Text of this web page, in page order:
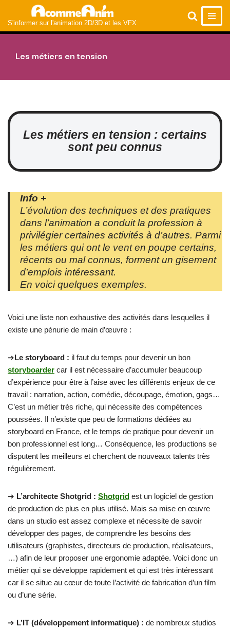
Aller
contenu
S'informer sur l'animation 2D/3D et les VFX
Les métiers en tension
Les métiers en tension : certains
sont peu connus
Info +
L’évolution des techniques et des pratiques
dans l’animation a conduit la profession à
privilégier certaines activités à d’autres. Parmi
les métiers qui ont le vent en poupe certains,
récents ou mal connus, forment un gisement
d’emplois intéressant.
En voici quelques exemples.
Voici une liste non exhaustive des activités dans lesquelles il
existe une pénurie de main d’œuvre :
➔Le storyboard : il faut du temps pour devenir un bon
storyboarder car il est nécessaire d’accumuler beaucoup
d’expérience pour être à l’aise avec les différents enjeux de ce
travail : narration, action, comédie, découpage, émotion, gags…
C’est un métier très riche, qui nécessite des compétences
poussées. Il n’existe que peu de formations dédiées au
storyboard en France, et le temps de pratique pour devenir un
bon professionnel est long… Conséquence, les productions se
disputent les meilleurs et cherchent de nouveaux talents très
régulièrement.
➔ L’architecte Shotgrid : Shotgrid est un logiciel de gestion
de production de plus en plus utilisé. Mais sa mise en œuvre
dans un studio est assez complexe et nécessite de savoir
développer des pages, de comprendre les besoins des
utilisateurs (graphistes, directeurs de production, réalisateurs,
…) afin de leur proposer une ergonomie adaptée. Voici donc un
métier qui se développe rapidement et qui est très intéressant
car il se situe au cœur de toute l’activité de fabrication d’un film
ou d’une série.
➔ L’IT (développement informatique) : de nombreux studios